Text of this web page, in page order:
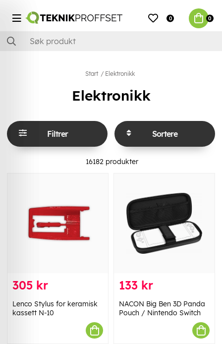
0 0
Start Elektronikk
Elektronikk
Filtrer Sortere
16182 produkter
305 kr
Lenco Stylus for keramisk
kassett N-10
133 kr
NACON Big Ben 3D Panda
Pouch / Nintendo Switch